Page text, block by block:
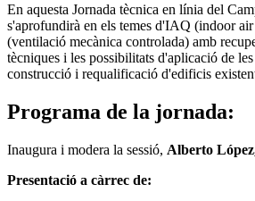
En aquesta Jornada tècnica en línia del
s'aprofundirà en els temes d'IAQ (indoor
(ventilació mecànica controlada) amb
tècniques i les possibilitats d'aplicació de
construcció i requalificació d'edificis
Programa de la jornada:
Inaugura i modera la sessió, Alberto
Presentació a càrrec de: